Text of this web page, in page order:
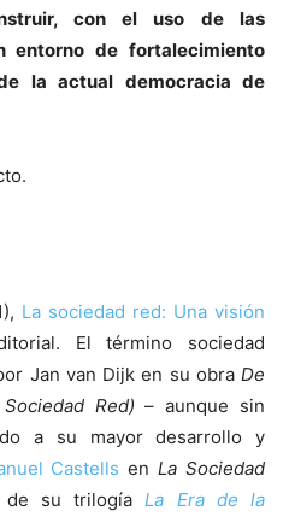
con el uso de las
entorno de fortalecimiento
la actual democracia de
La sociedad red: Una visión
El término sociedad
Jan van Dijk en su obra De
Red) – aunque sin
a su mayor desarrollo y
Castells enLa Sociedad
su trilogía La Era de la